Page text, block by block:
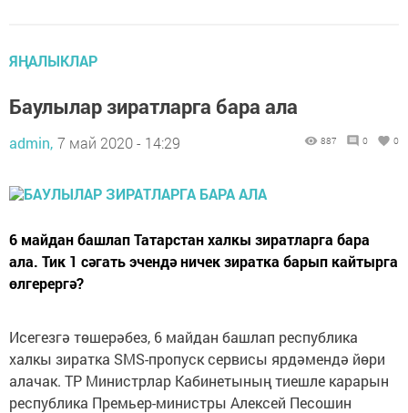
ЯҢАЛЫКЛАР
Баулылар зиратларга бара ала
admin, 7 май 2020 - 14:29 887 0 0
6 майдан башлап Татарстан халкы зиратларга бара
ала. Тик 1 сәгать эчендә ничек зиратка барып кайтырга
өлгерергә?
Исегезгә төшерәбез, 6 майдан башлап республика
халкы зиратка SMS-пропуск сервисы ярдәмендә йөри
алачак. ТР Министрлар Кабинетының тиешле карарын
республика Премьер-министры Алексей Песошин